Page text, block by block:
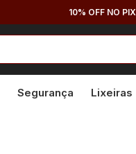
10% OFF NO
Segurança Lixeiras